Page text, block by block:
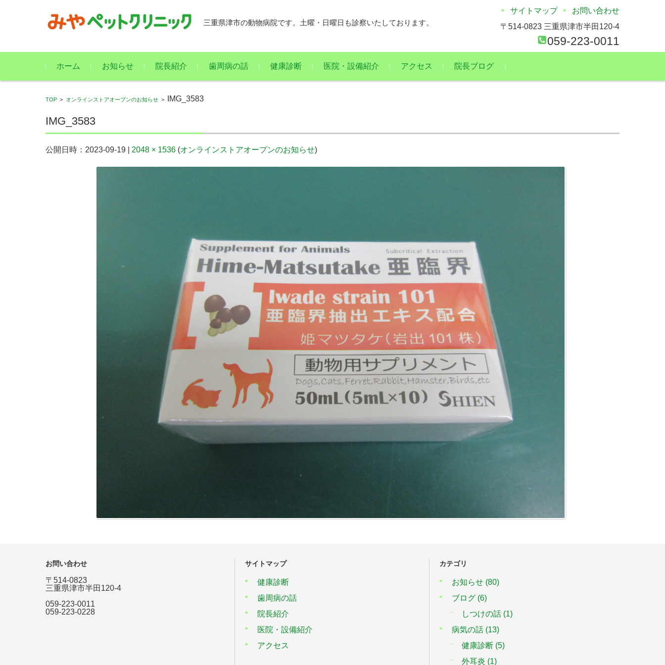
三重県津市の動物病院です。土曜・日曜日も診察いたしております。
サイトマップ
お問い合わせ
〒514-0823 三重県津市半田120-4
059-223-0011
コンテンツに移動
ホーム
お知らせ 院長紹介 歯周病の話 健康診断 医院・設備紹介 アクセス 院長ブログ
TOP > オンラインストアオープンのお知らせ > IMG_3583
IMG_3583
公開日時： 2023-09-19 2048 × 1536 (オンラインストアオープンのお知らせ)
お問い合わせ
〒514-0823
三重県津市半田120-4
059-223-0011
059-223-0228
サイトマップ
健康診断
歯周病の話
院長紹介
医院・設備紹介
アクセス
カテゴリ
お知らせ (80)
ブログ (6)
しつけの話 (1)
病気の話 (13)
健康診断 (5)
外耳炎 (1)